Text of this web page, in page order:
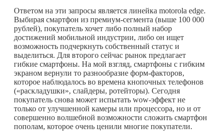
Ответом на эти запросы является линейка motorola edge.
Выбирая смартфон из премиум-сегмента (выше 100 000
рублей), покупатель хочет либо полный набор
достижений мобильной индустрии, либо он ищет
возможность подчеркнуть собственный статус и
выделиться. Для второго сейчас рынок предлагает
гибкие смартфоны. На мой взгляд, смартфоны с гибким
экраном вернули то разнообразие форм-факторов,
которое наблюдалось во времена кнопочных телефонов
(«раскладушки», слайдеры, ротейторы). Сегодня
покупатель снова может испытать wow-эффект не
только от улучшенной камеры или процессора, но и от
совершенно волшебной возможности сложить смартфон
пополам, которое очень ценили многие покупатели.